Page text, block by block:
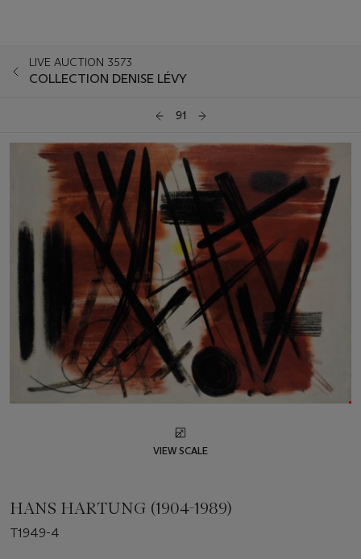
LIVE AUCTION 3573
COLLECTION DENISE LÉVY
91
VIEW SCALE
HANS HARTUNG (1904-1989)
T1949-4